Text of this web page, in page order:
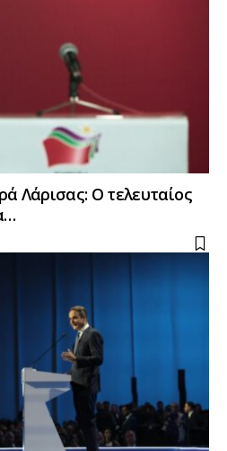
Λάρισας: Ο τελευταίος